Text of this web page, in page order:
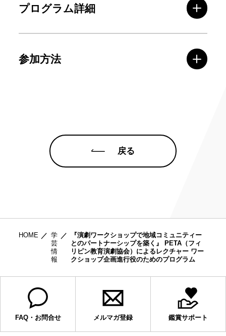
プログラム詳細
参加方法
戻る
HOME
学
芸
情
報
『演劇ワークショップで地域コミュニティー
とのパートナーシップを築く』 PETA（フィ
リピン教育演劇協会）によるレクチャー ワー
クショップ企画進行役のためのプログラム
FAQ・お問合せ メルマガ登録 鑑賞サポート